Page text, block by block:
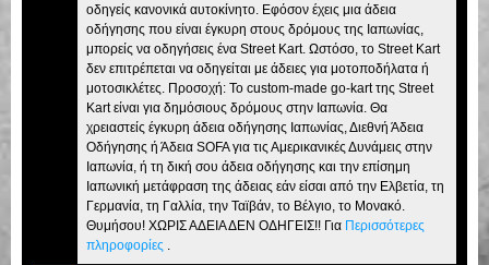
Τόκιο Ακίχαμπαρα #2 Τόκιο Σιμπούγια
Τόκιο Σιμπούγια Annex Τόκιο Κόλπος
Τόκιο Ασακούσα Οσάκα
Οκινάουα
οδηγείς κανονικά αυτοκίνητο. Εφόσον έχεις μια άδεια
οδήγησης που είναι έγκυρη στους δρόμους της Ιαπωνίας,
μπορείς να οδηγήσεις ένα Street Kart. Ωστόσο, το Street Kart
δεν επιτρέπεται να οδηγείται με άδειες για μοτοποδήλατα ή
μοτοσικλέτες. Προσοχή: Το custom-made go-kart της Street
Kart είναι για δημόσιους δρόμους στην Ιαπωνία. Θα
χρειαστείς έγκυρη άδεια οδήγησης Ιαπωνίας, Διεθνή Άδεια
Οδήγησης ή Άδεια SOFA για τις Αμερικανικές Δυνάμεις στην
Ιαπωνία, ή τη δική σου άδεια οδήγησης και την επίσημη
Ιαπωνική μετάφραση της άδειας εάν είσαι από την Ελβετία, τη
Γερμανία, τη Γαλλία, την Ταϊβάν, το Βέλγιο, το Μονακό.
Θυμήσου! ΧΩΡΙΣ ΑΔΕΙΑ ΔΕΝ ΟΔΗΓΕΙΣ!! Για Περισσότερες
πληροφορίες